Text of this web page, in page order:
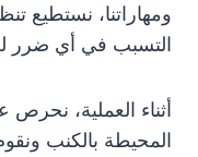
ومهاراتنا، نستطيع
التسبب في أي ضرر
أثناء العملية،
المحيطة بالكنب